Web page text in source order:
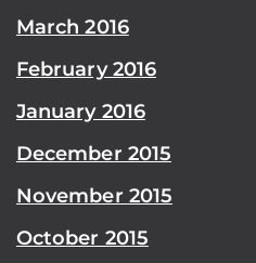
March 2016
February 2016
January 2016
December 2015
November 2015
October 2015